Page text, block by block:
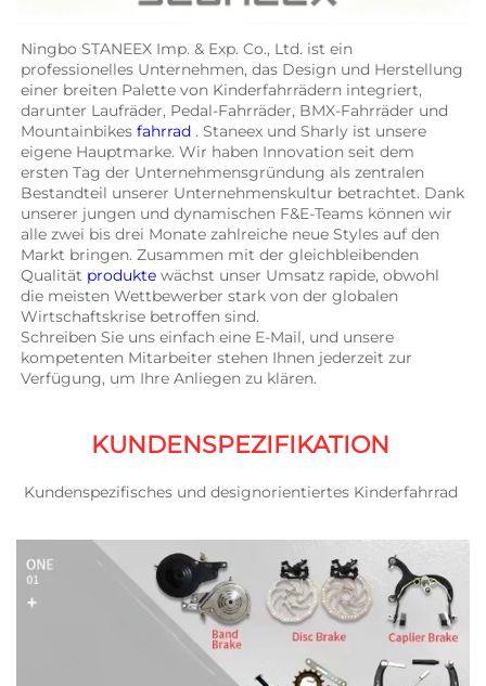
Ningbo STANEEX Imp. & Exp. Co., Ltd. ist ein
professionelles Unternehmen, das Design und Herstellung
einer breiten Palette von Kinderfahrrädern integriert,
darunter Laufräder, Pedal-Fahrräder, BMX-Fahrräder und
Mountainbikes fahrrad . Staneex und Sharly ist unsere
eigene Hauptmarke. Wir haben Innovation seit dem
ersten Tag der Unternehmensgründung als zentralen
Bestandteil unserer Unternehmenskultur betrachtet. Dank
unserer jungen und dynamischen F&E-Teams können wir
alle zwei bis drei Monate zahlreiche neue Styles auf den
Markt bringen. Zusammen mit der gleichbleibenden
Qualität produkte wächst unser Umsatz rapide, obwohl
die meisten Wettbewerber stark von der globalen
Wirtschaftskrise betroffen sind.
Schreiben Sie uns einfach eine E-Mail, und unsere
kompetenten Mitarbeiter stehen Ihnen jederzeit zur
Verfügung, um Ihre Anliegen zu klären.
KUNDENSPEZIFIKATION
Kundenspezifisches und designorientiertes Kinderfahrrad